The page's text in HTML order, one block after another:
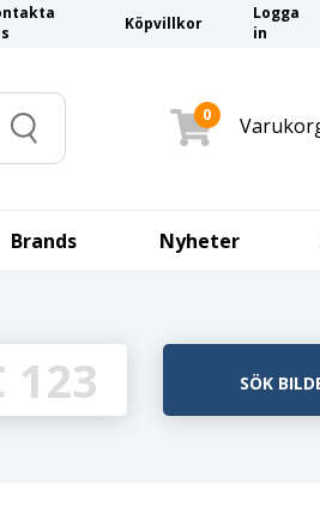
Köpvillkor
Logga
in
Search
0
Brands Nyheter